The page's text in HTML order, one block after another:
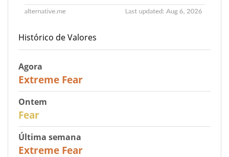
Histórico de Valores
Agora
Extreme Fear
Ontem
Fear
Última semana
Extreme Fear